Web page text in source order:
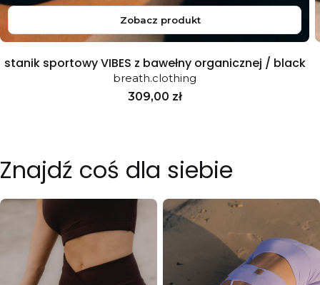
Zobacz produkt
stanik sportowy VIBES z bawełny organicznej / black
breath.clothing
Cena
309,00 zł
Znajdź coś dla siebie